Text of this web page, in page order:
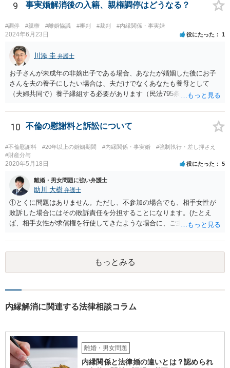
ないと目くじらを立てる依頼者もいそうなので、やはり難点がありま
たり、長期化した場合は追加着手金を請求できるようにしたりして最
悪排除額ベースの成功報酬はもらえなくても気にしないというのが良
いように思っています。 いずれにせよ、どういう形をとるにせよ、支
払う報酬額はあまり変わらないと思いますので、そのとおりに支払っ
ても損にはならないはずです。 基本的に弁護士に1時間動いてもらう
場合の相場は税抜2万円くらいですので、あなたの事件に50時間以上費
やしているのであれば排除額ベースの成功報酬が支払われないと弁護
士にとっては割りの悪い事件ということになるかと存じます。
9 事実婚解消後の入籍、親権調停はどうなる？
#調停 #親権 #離婚協議 #審判 #裁判 #内縁関係・事実婚
2024年6月23日 役にたった 1
川添 圭 弁護士
お子さんが未成年の非嫡出子である場合、あなたが婚姻した後にお子
さんを夫の養子にしたい場合は、夫だけでなくあなたも養母として
（夫婦共同で）養子縁組する必要があります（民法795条本文）。これ
母と子の間が非嫡出子の関係のままではバランスに欠けるためである
と説明されています。 そして、再婚後の養子縁組によって夫婦の共同
わる調停及び審判（民法819条5項）は認められないと考えます。 この
点について明確な判例はありませんが、離婚後の親権者変更（民法819
条6項）においては、離婚後に親権者が再婚して元夫婦の子と再婚相手
が養子縁組した場合には、親権者変更の申立ては認められないとする
最高裁判例があり、その判例で述べられている理由は民法819条5項の
場面でも同様であると考えられるからです。
10 不倫の慰謝料と訴訟について
#不倫慰謝料 #20年以上の婚姻期間 #内縁関係・事実婚
#強制執行・差し押さえ
#財産分与
2020年5月18日 役にたった 5
離婚・男女問題に強い弁護士
助川 大樹 弁護士
①とくに問題はありません。ただし、不参加の場合でも、相手女性が
敗訴した場合にはその敗訴責任を分担することになります。(たとえ
ば、相手女性が求償権を行使してきたような場合に、ご主人から、今
能性もあるでしょうが、真相は分かりません。 ③ならないと思いま
す。 ④- ⑤それにはなりえます。 ⑥一般論ですが、裁判官は証拠に基
づいて事実を認定するわけですから、証拠が大切です。 証拠をきちん
と整えての訴訟提起だとは思いますが、これからでも整えられるので
います。具体的な事情が分かりかねますので、幅のありすぎる回答で
ば幸いです。
もっとみる
内縁解消に関連する法律相談コラム
離婚・男女問題
内縁関係と法律婚の違いとは？認められ